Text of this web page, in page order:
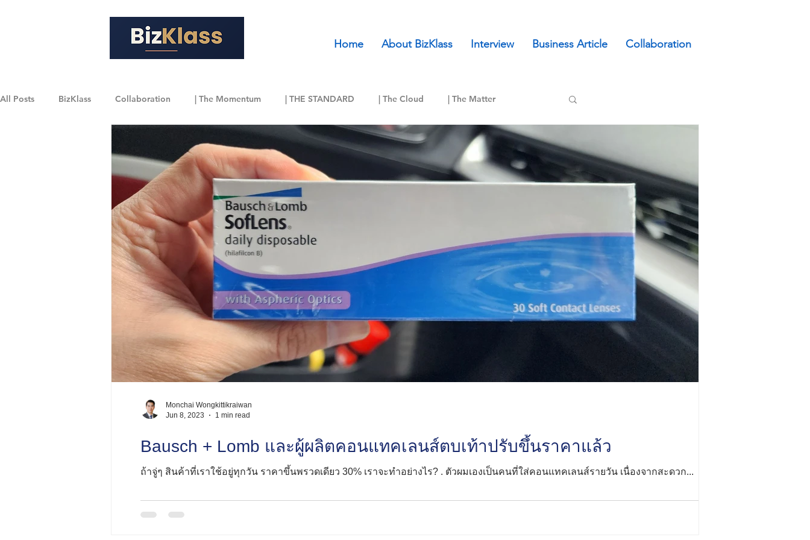
Home About BizKlass Interview Business Article Collaboration
All Posts BizKlass Collaboration | The Momentum | THE STANDARD | The Cloud | The Matter
BizQuote | National Geographic Thailand
Bausch + Lomb และผู้ผลิตคอนแทคเลนส์ตบเท้าปรับขึ้นราคาแล้ว
ถ้าจู่ๆ สินค้าที่เราใช้อยู่ทุกวัน ราคาขึ้นพรวดเดียว 30% เราจะทำอย่างไร? . ตัวผมเองเป็นคนที่ใส่คอนแทคเลนส์รายวัน เนื่องจากสะดวก...
Monchai Wongkittikraiwan
Jun 8, 2023
1 min read